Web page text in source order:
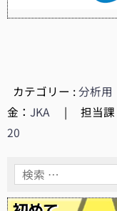
カテゴリー :分析用
金： JKA | 担当課
20